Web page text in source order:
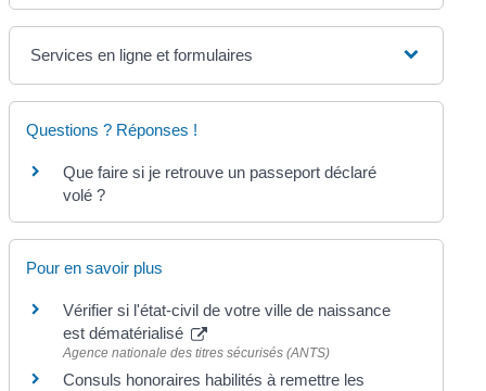
Services en ligne et formulaires
Questions ? Réponses !
Que faire si je retrouve un passeport déclaré
volé ?
Pour en savoir plus
Vérifier si l'état-civil de votre ville de naissance
est dématérialisé
Agence nationale des titres sécurisés (ANTS)
Consuls honoraires habilités à remettre les